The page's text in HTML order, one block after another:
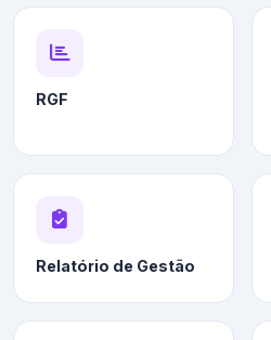
RGF
Relatório de Gestão